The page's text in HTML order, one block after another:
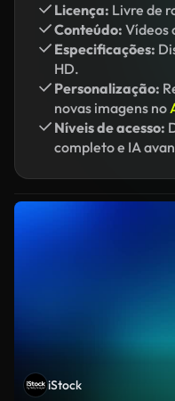
Licença: Livre de
Conteúdo: Vídeos
Especificações:
HD.
Personalização:
novas imagens no
Níveis de acesso:
completo e IA
iStock